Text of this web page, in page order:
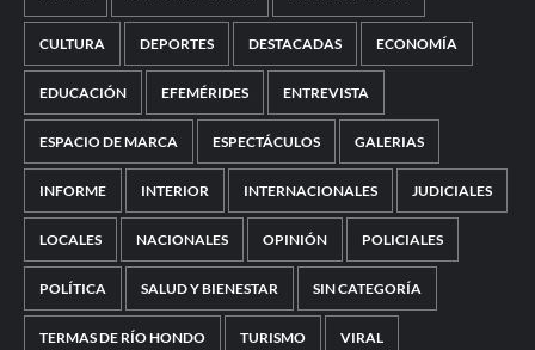
CULTURA DEPORTES DESTACADAS ECONOMÍA
EDUCACIÓN EFEMÉRIDES ENTREVISTA
ESPACIO DE MARCA ESPECTÁCULOS GALERIAS
INFORME INTERIOR INTERNACIONALES JUDICIALES
LOCALES NACIONALES OPINIÓN POLICIALES
POLÍTICA SALUD Y BIENESTAR SIN CATEGORÍA
TERMAS DE RÍO HONDO TURISMO VIRAL